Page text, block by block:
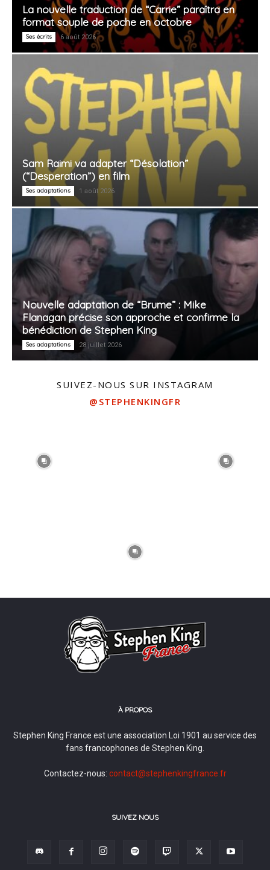
La nouvelle traduction de “Carrie” paraîtra en
format souple de poche en octobre
Ses écrits 6 août 2026
Sam Raimi va adapter “Désolation”
(“Desperation”) en film
Ses adaptations 1 août 2026
Nouvelle adaptation de “Brume” : Mike
Flanagan précise son approche et confirme la
bénédiction de Stephen King
Ses adaptations 28 juillet 2026
SUIVEZ-NOUS SUR INSTAGRAM
@STEPHENKINGFR
À PROPOS
Stephen King France est une association Loi 1901 au service des
fans francophones de Stephen King.
Contactez-nous: contact@stephenkingfrance.fr
SUIVEZ NOUS